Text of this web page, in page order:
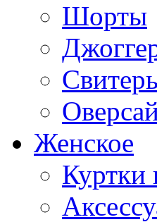
Шорты
Женское
Куртки